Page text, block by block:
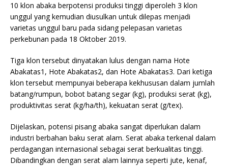
10 klon abaka berpotensi produksi tinggi diperoleh 3 klon
unggul yang kemudian diusulkan untuk dilepas menjadi
varietas unggul baru pada sidang pelepasan varietas
perkebunan pada 18 Oktober 2019.
Tiga klon tersebut dinyatakan lulus dengan nama Hote
Abakatas1, Hote Abakatas2, dan Hote Abakatas3. Dari ketiga
klon tersebut mempunyai beberapa kekhususan dalam jumlah
batang/rumpun, bobot batang segar (kg), produksi serat (kg),
produktivitas serat (kg/ha/th), kekuatan serat (g/tex).
Dijelaskan, potensi pisang abaka sangat diperlukan dalam
industri berbahan baku serat alam. Serat abaka terkenal dalam
perdagangan internasional sebagai serat berkualitas tinggi.
Dibandingkan dengan serat alam lainnya seperti jute, kenaf,